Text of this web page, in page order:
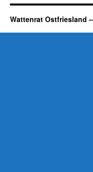
Wattenrat Ostfriesland